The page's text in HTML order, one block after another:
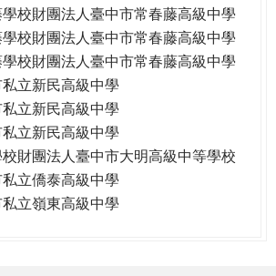
校財團法人臺中市常春藤高級中學
校財團法人臺中市常春藤高級中學
校財團法人臺中市常春藤高級中學
立新民高級中學
立新民高級中學
立新民高級中學
財團法人臺中市大明高級中等學校
立僑泰高級中學
立嶺東高級中學